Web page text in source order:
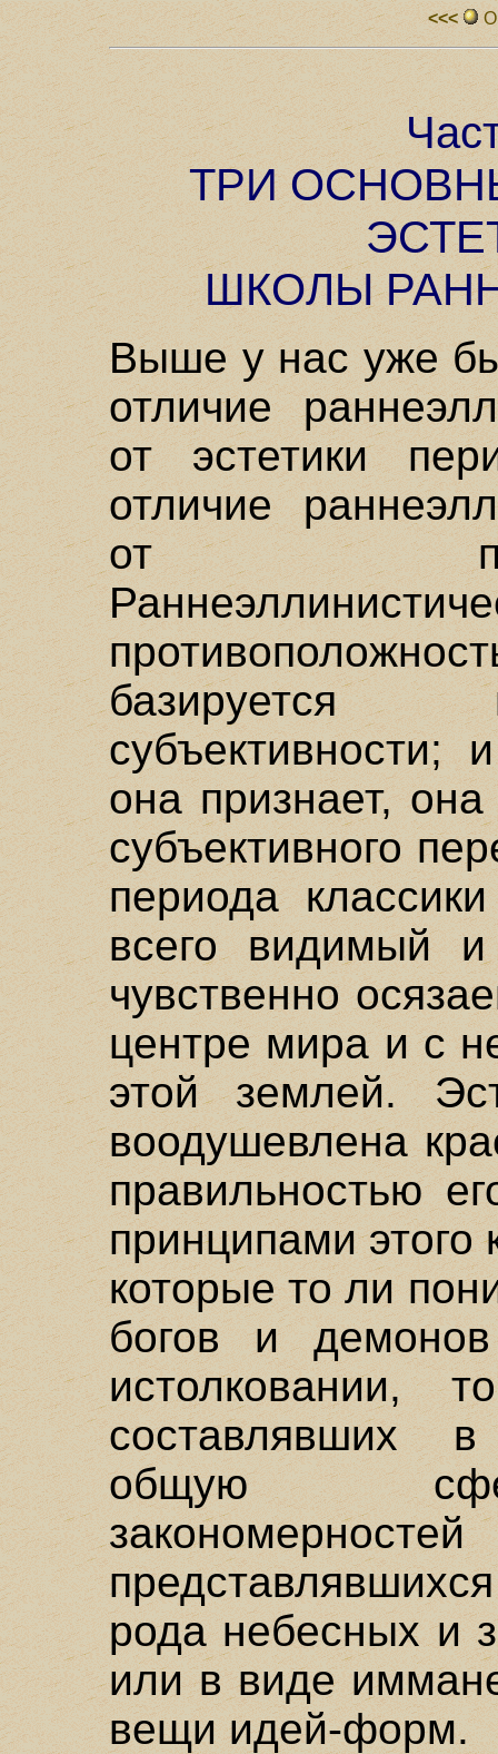
<<<
ТРИ
ШКОЛЫ
Выше у нас уже
отличие
от эстетики
отличие
от
базируется
субъективности;
она признает,
субъективного
периода
всего видимый
чувственно
центре мира и с
этой землей.
воодушевлена
правильностью
принципами этого
которые то ли
богов и
составлявших
общую
рода небесных и
или в виде
вещи идей-форм.